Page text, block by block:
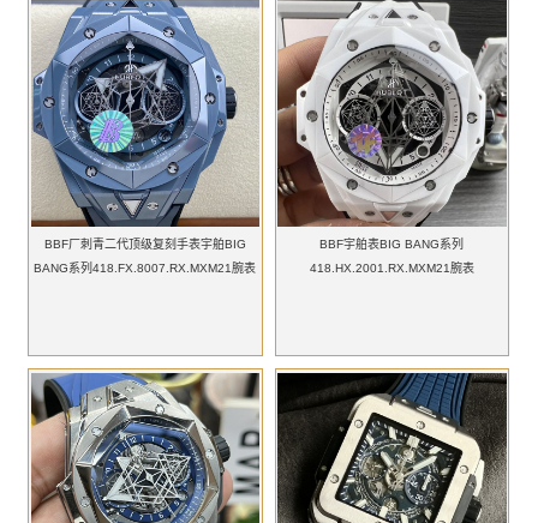
BBF厂刺青二代顶级复刻手表宇舶BIG
BANG系列418.FX.8007.RX.MXM21腕表
BBF宇舶表BIG BANG系列
418.HX.2001.RX.MXM21腕表